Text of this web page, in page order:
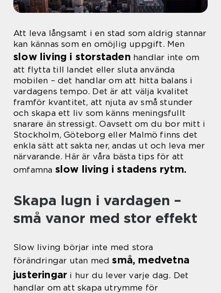
Att leva långsamt i en stad som aldrig stannar
kan kännas som en omöjlig uppgift. Men
slow living i storstaden handlar inte om
att flytta till landet eller sluta använda
mobilen – det handlar om att hitta balans i
vardagens tempo. Det är att välja kvalitet
framför kvantitet, att njuta av små stunder
och skapa ett liv som känns meningsfullt
snarare än stressigt. Oavsett om du bor mitt i
Stockholm, Göteborg eller Malmö finns det
enkla sätt att sakta ner, andas ut och leva mer
närvarande. Här är våra bästa tips för att
omfamna slow living i stadens rytm.
Skapa lugn i vardagen –
små vanor med stor effekt
Slow living börjar inte med stora
förändringar utan medsmå, medvetna
justeringar i hur du lever varje dag. Det
handlar om att skapa utrymme för